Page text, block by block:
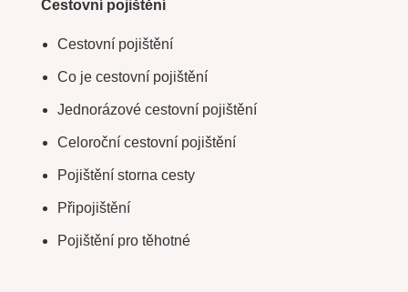
Cestovní pojištění
Cestovní pojištění
Co je cestovní pojištění
Jednorázové cestovní pojištění
Celoroční cestovní pojištění
Pojištění storna cesty
Připojištění
Pojištění pro těhotné